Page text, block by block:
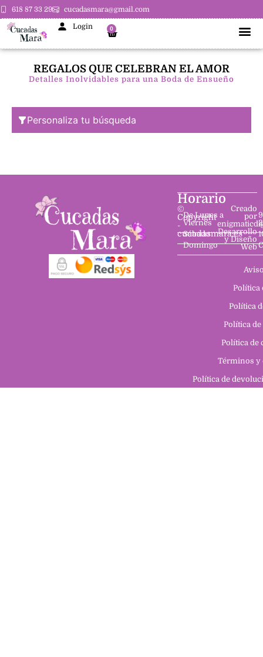
618 87 33 29 cucadasmara@gmail.com
Login 0
REGALOS QUE CELEBRAN EL AMOR
Detalles Inolvidables para una Boda de Ensueño
Personaliza tu búsqueda
Horario
De Lunes a
Viernes
Sábado
Domingo
Política
Política
Política
Política de
Términos y
Política de
©
Copyright
-
cucadasmara.es
Creado
por
Desarrollo
y Diseño
Web